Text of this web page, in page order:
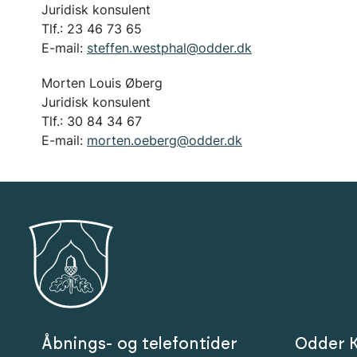
Juridisk konsulent
Tlf.: 23 46 73 65
E-mail: steffen.westphal@odder.dk
Morten Louis Øberg
Juridisk konsulent
Tlf.: 30 84 34 67
E-mail: morten.oeberg@odder.dk
Åbnings- og telefontider
Odder